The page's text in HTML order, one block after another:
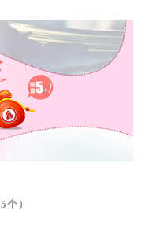
5个）